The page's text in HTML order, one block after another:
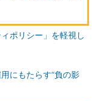
ポリシー」を軽視し
にもたらす“負の影